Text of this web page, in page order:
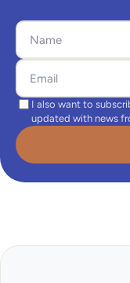
I also want to
updated with news